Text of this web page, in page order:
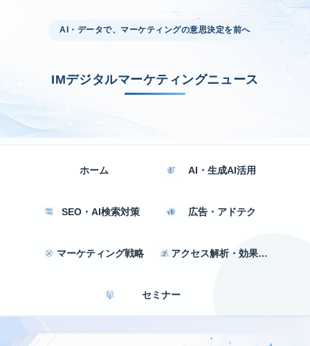
AI・データで、マーケティングの意思決定を前へ
IMデジタルマーケティングニュース
ホーム AI・生成AI活用
SEO・AI検索対策 広告・アドテク
マーケティング戦略 アクセス解析・効果測定
セミナー